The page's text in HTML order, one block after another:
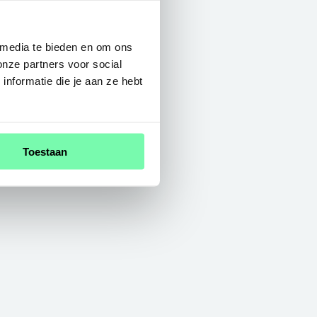
te bieden en om ons
partners voor social
die je aan ze hebt
Toestaan